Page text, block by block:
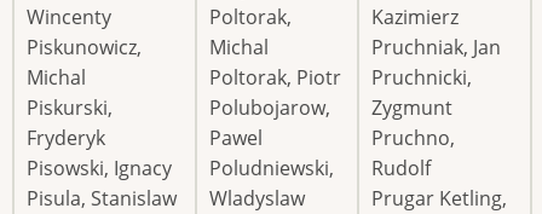
Wincenty
Piskunowicz,
Michal
Piskurski,
Fryderyk
Pisowski, Ignacy
Pisula, Stanislaw
Poltorak,
Michal
Poltorak, Piotr
Polubojarow,
Pawel
Poludniewski,
Wladyslaw
Kazimierz
Pruchniak, Jan
Pruchnicki,
Zygmunt
Pruchno,
Rudolf
Prugar Ketling,